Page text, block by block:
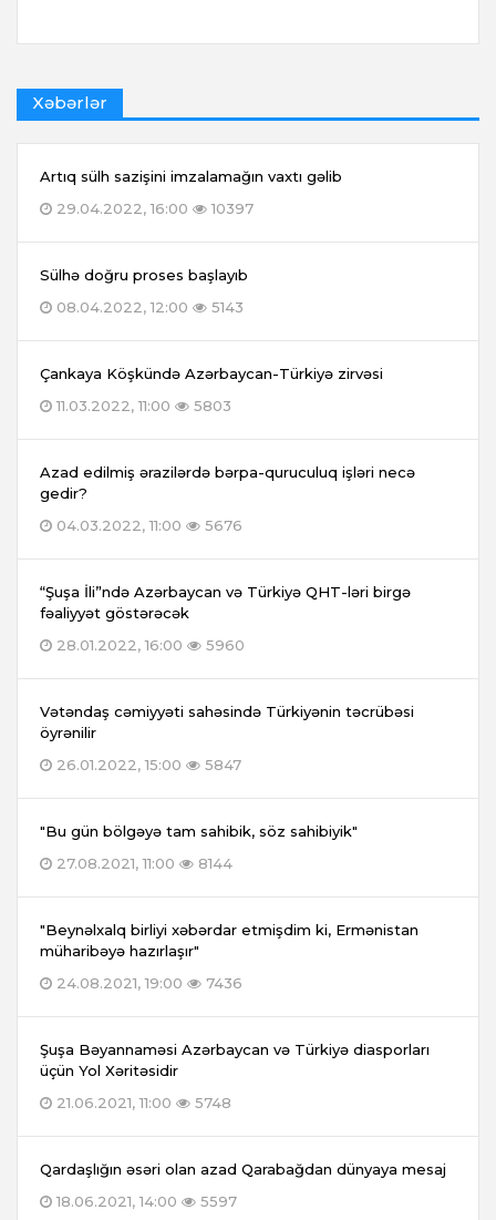
Xəbərlər
Artıq sülh sazişini imzalamağın vaxtı gəlib
29.04.2022, 16:00
10397
Sülhə doğru proses başlayıb
08.04.2022, 12:00
5143
Çankaya Köşkündə Azərbaycan-Türkiyə zirvəsi
11.03.2022, 11:00
5803
Azad edilmiş ərazilərdə bərpa-quruculuq işləri necə
gedir?
04.03.2022, 11:00
5676
“Şuşa İli”ndə Azərbaycan və Türkiyə QHT-ləri birgə
fəaliyyət göstərəcək
28.01.2022, 16:00
5960
Vətəndaş cəmiyyəti sahəsində Türkiyənin təcrübəsi
öyrənilir
26.01.2022, 15:00
5847
"Bu gün bölgəyə tam sahibik, söz sahibiyik"
27.08.2021, 11:00
8144
"Beynəlxalq birliyi xəbərdar etmişdim ki, Ermənistan
müharibəyə hazırlaşır"
24.08.2021, 19:00
7436
Şuşa Bəyannaməsi Azərbaycan və Türkiyə diasporları
üçün Yol Xəritəsidir
21.06.2021, 11:00
5748
Qardaşlığın əsəri olan azad Qarabağdan dünyaya mesaj
18.06.2021, 14:00
5597